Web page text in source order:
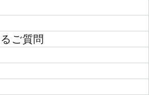
ご質問